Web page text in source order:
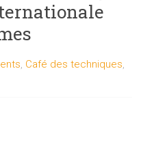
, Café des techniques,